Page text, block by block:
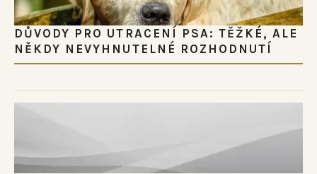
DŮVODY PRO UTRACENÍ PSA: TĚŽKÉ, ALE
NĚKDY NEVYHNUTELNÉ ROZHODNUTÍ